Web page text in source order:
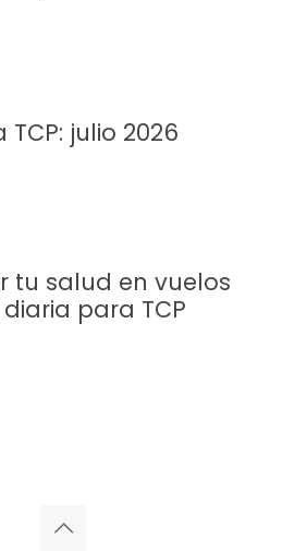
julio 2026
tu salud en vuelos
para TCP